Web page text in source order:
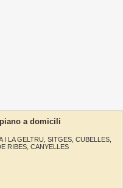
a domicili
I LA GELTRU, SITGES, CUBELLES,
RIBES, CANYELLES